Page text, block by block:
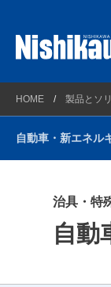
プラント
光/
西川計測と
沿革
コンプラ
健康経営
HOME 製品とソ
自動車・新エネル
治具・特
自動